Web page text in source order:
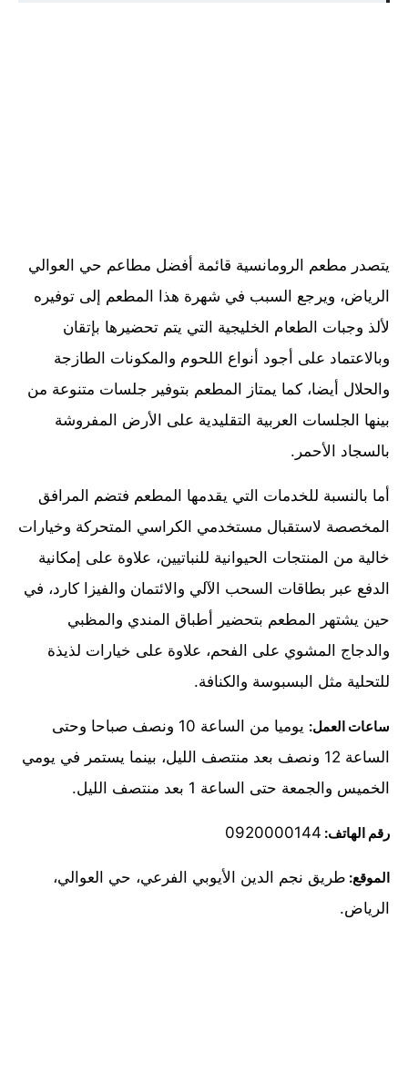
يتصدر مطعم الرومانسية قائمة أفضل مطاعم حي العوالي
الرياض، ويرجع السبب في شهرة هذا المطعم إلى توفيره
لألذ وجبات الطعام الخليجية التي يتم تحضيرها بإتقان
وبالاعتماد على أجود أنواع اللحوم والمكونات الطازجة
والحلال أيضا، كما يمتاز المطعم بتوفير جلسات متنوعة من
بينها الجلسات العربية التقليدية على الأرض المفروشة
بالسجاد الأحمر.
أما بالنسبة للخدمات التي يقدمها المطعم فتضم المرافق
المخصصة لاستقبال مستخدمي الكراسي المتحركة وخيارات
خالية من المنتجات الحيوانية للنباتيين، علاوة على إمكانية
الدفع عبر بطاقات السحب الآلي والائتمان والفيزا كارد، في
حين يشتهر المطعم بتحضير أطباق المندي والمظبي
والدجاج المشوي على الفحم، علاوة على خيارات لذيذة
للتحلية مثل البسبوسة والكنافة.
ساعات العمل:
يوميا من الساعة 10 ونصف صباحا وحتى
الساعة 12 ونصف بعد منتصف الليل، بينما يستمر في يومي
الخميس والجمعة حتى الساعة 1 بعد منتصف الليل.
رقم الهاتف: 0920000144
الموقع: طريق نجم الدين الأيوبي الفرعي، حي العوالي،
الرياض.